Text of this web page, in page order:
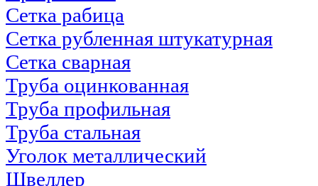
Сетка рабица
Сетка рубленная штукатурная
Сетка сварная
Труба оцинкованная
Труба профильная
Труба стальная
Уголок металлический
Швеллер